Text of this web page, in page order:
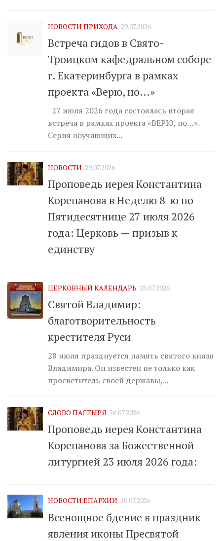
НОВОСТИ ПРИХОДА 29.07.2026
Встреча гидов в Свято-
Троицком кафедральном соборе
г. Екатеринбурга в рамках
проекта «Верю, но…»
27 июля 2026 года состоялась вторая
встреча в рамках проекта «ВЕРЮ, но…».
Серия обучающих...
НОВОСТИ 29.07.2026
Проповедь иерея Константина
Корепанова в Неделю 8-ю по
Пятидесятнице 27 июля 2026
года: Церковь — призыв к
единству
ЦЕРКОВНЫЙ КАЛЕНДАРЬ 28.07.2026
Святой Владимир:
благотворительность
крестителя Руси
28 июля празднуется память святого князя
Владимира. Он известен не только как
просветитель своей державы,...
СЛОВО ПАСТЫРЯ 26.07.2026
Проповедь иерея Константина
Корепанова за Божественной
литургией 23 июля 2026 года:
НОВОСТИ ЕПАРХИИ 20.07.2026
Всенощное бдение в праздник
явления иконы Пресвятой